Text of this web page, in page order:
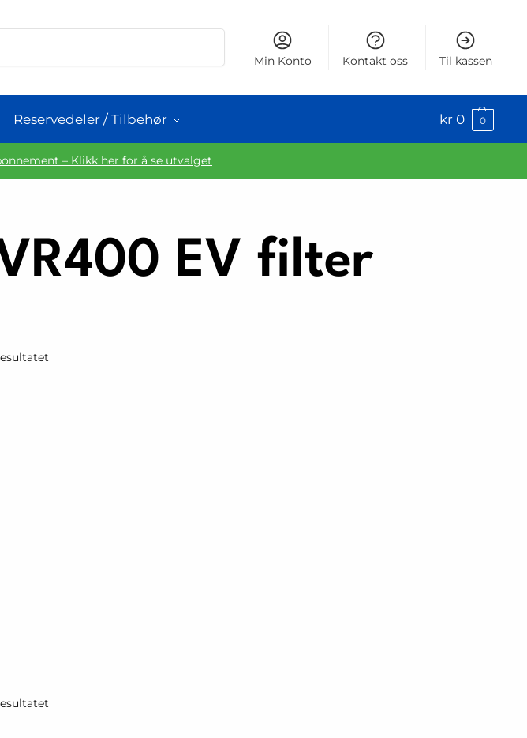
Min Konto Kontakt oss Til kassen
Reservedeler / Tilbehør kr 0 0
– Klikk her for å se utvalget
EV filter